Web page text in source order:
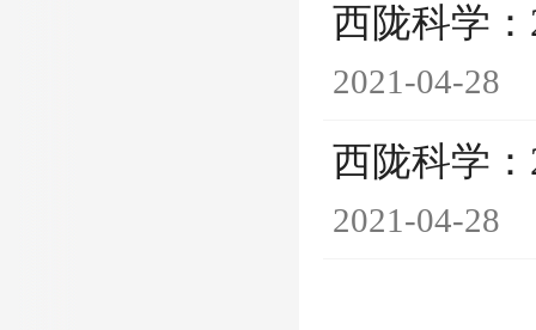
西陇科学
2021-04-28
西陇科学
2021-04-28